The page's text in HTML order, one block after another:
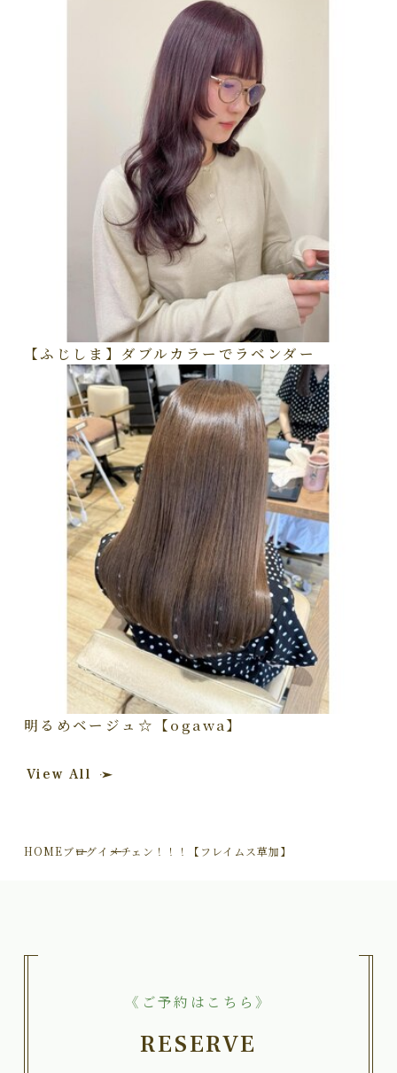
【ふじしま】ダブルカラーでラベンダー
明るめベージュ☆【ogawa】
View All
HOMEブログイメチェン！！！【フレイムス草加】
《ご予約はこちら》
RESERVE